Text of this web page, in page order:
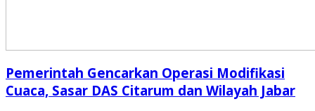
Pemerintah Gencarkan Operasi Modifikasi
Cuaca, Sasar DAS Citarum dan Wilayah Jabar